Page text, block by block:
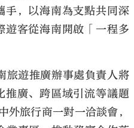
手，以海南為支點共同深
遊客從海南開啟「一程多
旅遊推廣辦事處負責人將
推廣、跨區域引流等議題
外旅行商一對一洽談會，